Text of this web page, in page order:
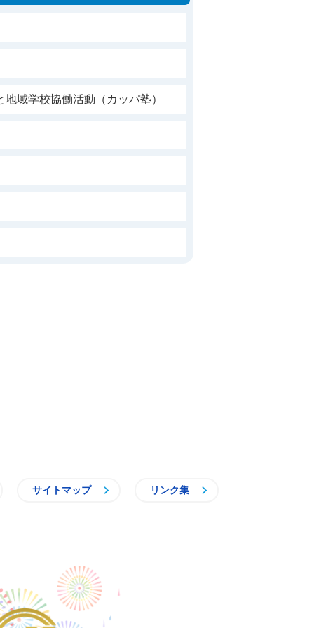
域学校協働活動（カッパ塾）
サイトマップ リンク集